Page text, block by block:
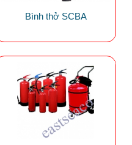
Bình thở SCBA